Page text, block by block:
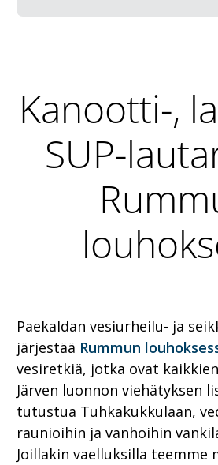
Kanootti-,
SUP-
Paekaldan vesiurheilu- ja
järjestää Rummun
vesiretkiä, jotka ovat
Järven luonnon viehätyksen
tutustua Tuhkakukkulaan,
raunioihin ja vanhoihin
Joillakin vaelluksilla teemme